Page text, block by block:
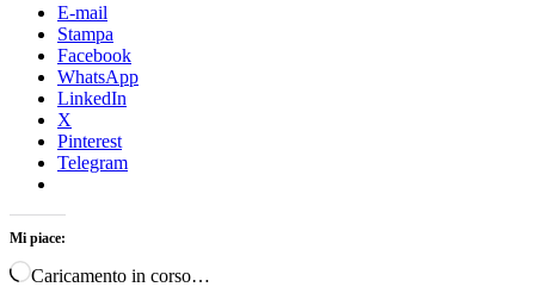
E-mail
Stampa
Facebook
WhatsApp
LinkedIn
X
Pinterest
Telegram
Mi piace:
Caricamento in corso…